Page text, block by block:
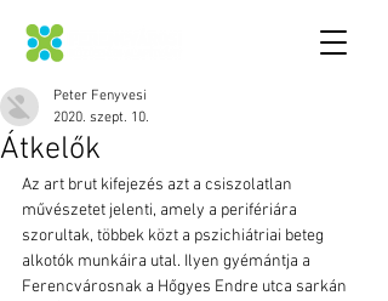
Átkelők
Peter Fenyvesi
2020. szept. 10.
Az art brut kifejezés azt a csiszolatlan
művészetet jelenti, amely a perifériára
szorultak, többek közt a pszichiátriai beteg
alkotók munkáira utal. Ilyen gyémántja a
Ferencvárosnak a Hőgyes Endre utca sarkán